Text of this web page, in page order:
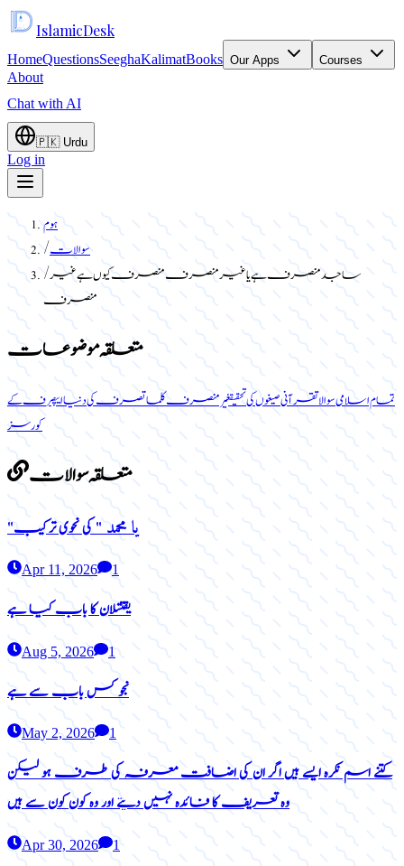
IslamicDesk
HomeQuestionsSeeghaKalimatBooks Our Apps Courses
About
Chat with AI
🇵🇰 Urdu
Log in
ہوم
/سوالات
/ساجد منصرف ہے یا غیر منصرف منصرف کیوں ہے غیر
منصرف
متعلقہ موضوعات
تمام اسلامی سوالاتقرآنی صیغوں کی تحقیقغیر منصرف کلماتصرف کی دنیا ایپصرف کے
کورسز
متعلقہ سوالات
" یا محمد"کی نحوی ترکیب
Apr 11, 2026 1
یقتتلان کا باب کیا ہے
Aug 5, 2026 1
نجو کس باب سے ہے
May 2, 2026 1
کتنے اسم نکرہ ایسے ہیں اگر ان کی اضافت معرفہ کی طرف ہو لیکن
وہ تعریف کا فائدہ نہیں دیتے اور وہ کون کون سے ہیں
Apr 30, 2026 1